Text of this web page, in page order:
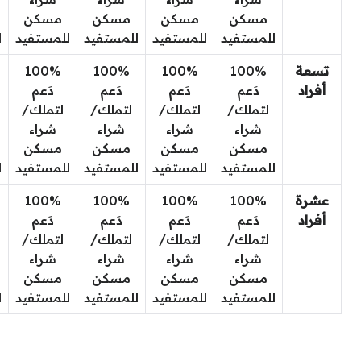
مسكن
للمستفيد
مسكن
للمستفيد
مسكن
للمستفيد
مسكن
للمستفيد
تسعة
أفراد
100%
دَعم
لتملك/
شراء
مسكن
للمستفيد
100%
دَعم
لتملك/
شراء
مسكن
للمستفيد
100%
دَعم
لتملك/
شراء
مسكن
للمستفيد
100%
دَعم
لتملك/
شراء
مسكن
للمستفيد
عشرة
أفراد
100%
دَعم
لتملك/
شراء
مسكن
للمستفيد
100%
دَعم
لتملك/
شراء
مسكن
للمستفيد
100%
دَعم
لتملك/
شراء
مسكن
للمستفيد
100%
دَعم
لتملك/
شراء
مسكن
للمستفيد